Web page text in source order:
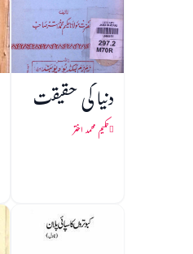
دنیا کی حقیقت
حکیم محمد اختر